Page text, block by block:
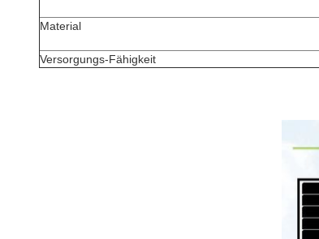
Material
Versorgungs-Fähigkeit